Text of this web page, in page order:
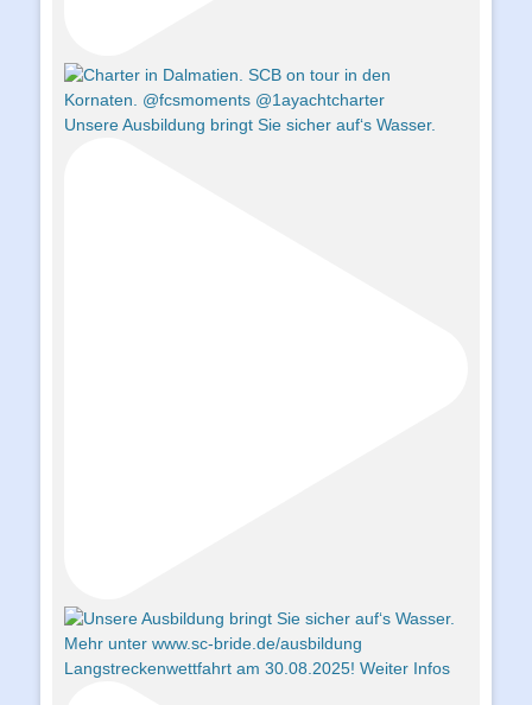
Unsere Ausbildung bringt Sie sicher auf‘s Wasser.
Langstreckenwettfahrt am 30.08.2025! Weiter Infos